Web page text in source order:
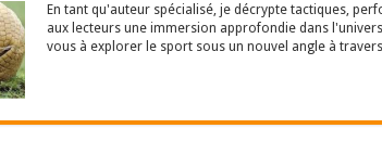
En tant qu'auteur spécialisé, je décrypte tactiques,
aux lecteurs une immersion approfondie dans
vous à explorer le sport sous un nouvel angle à